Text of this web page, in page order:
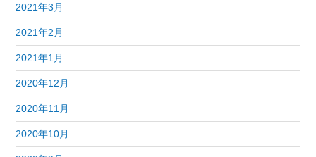
2021年3月
2021年2月
2021年1月
2020年12月
2020年11月
2020年10月